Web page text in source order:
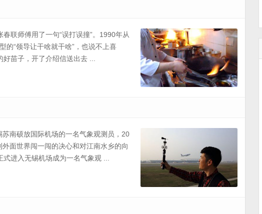
联师傅用了一句“误打误撞”。1990年从
的“领导让干啥就干啥”，也说不上喜
苗子，开了介绍信送出去 ...
南硕放国际机场的一名气象观测员，20
面世界闯一闯的决心和对江南水乡的向
进入无锡机场成为一名气象观 ...